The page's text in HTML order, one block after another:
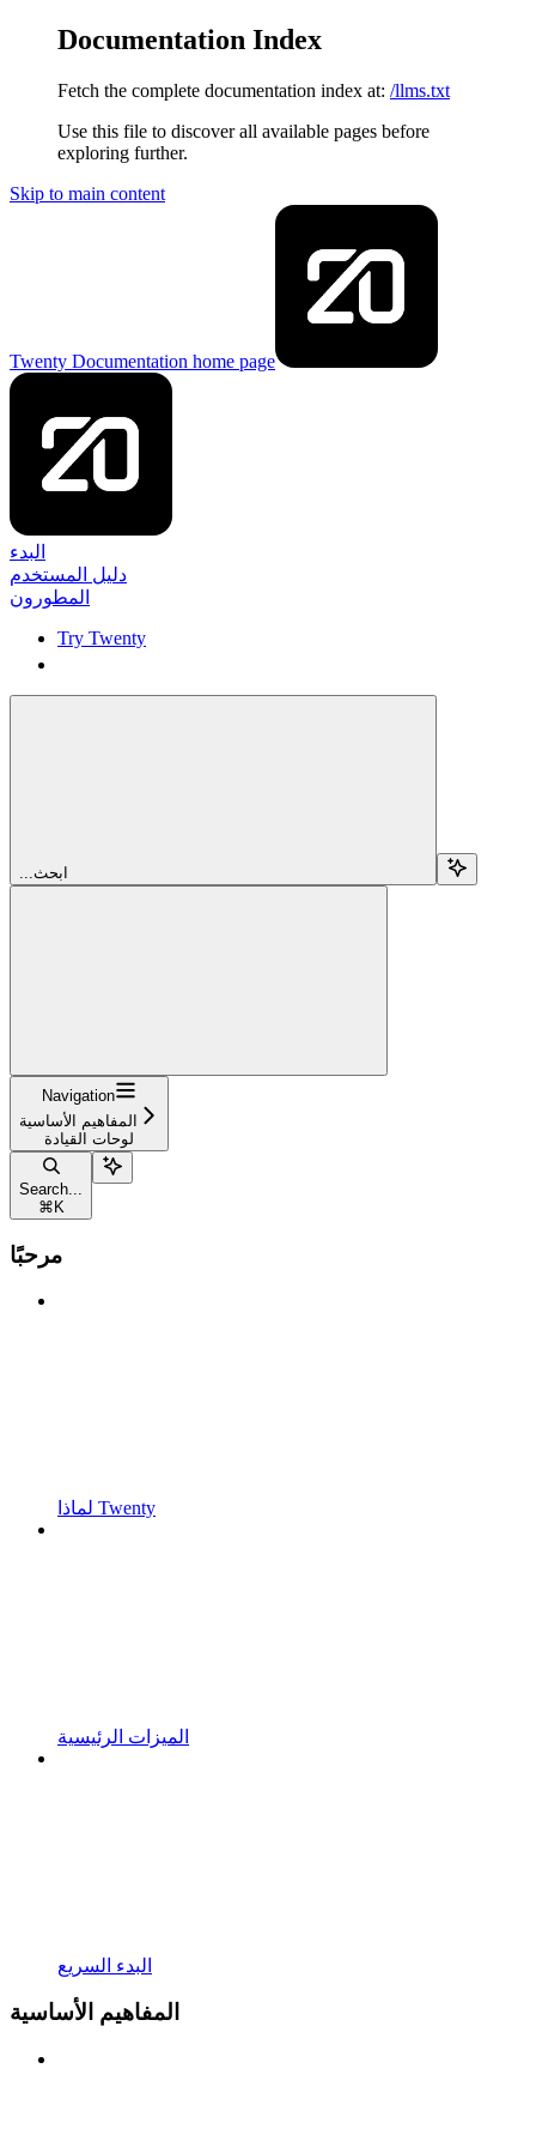
Documentation Index
Fetch the complete documentation index at: /llms.txt
Use this file to discover all available pages before
exploring further.
Skip to main content
Twenty Documentation home page
البدء
دليل المستخدم
المطورون
Try Twenty
...ابحث
Navigation
المفاهيم الأساسية
لوحات القيادة
Search...
⌘ K
مرحبًا
لماذا Twenty
الميزات الرئيسية
البدء السريع
المفاهيم الأساسية